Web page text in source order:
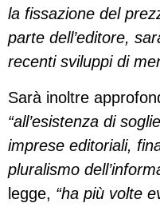
la fissazione del
parte dell’editore,
recenti sviluppi di
Sarà inoltre
“all’esistenza di
imprese editoriali,
pluralismo
legge, “ha più volte